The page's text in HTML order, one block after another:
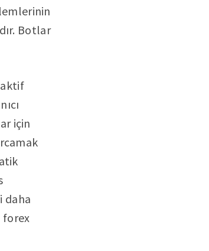
Botlar
aktif
için
daha
forex